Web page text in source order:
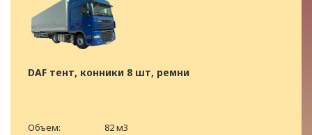
DAF тент, конники 8 шт, ремни
Объем:
82 м3